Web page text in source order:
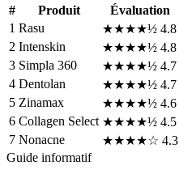
# Produit Évaluation
1 Rasu ★★★★½ 4.8
2 Intenskin ★★★★½ 4.8
3 Simpla 360 ★★★★½ 4.7
4 Dentolan ★★★★½ 4.7
5 Zinamax ★★★★½ 4.6
6 Collagen Select ★★★★½ 4.5
7 Nonacne ★★★★☆ 4.3
Guide informatif